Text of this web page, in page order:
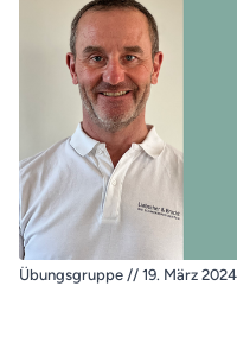
Übungsgruppe // 19. März